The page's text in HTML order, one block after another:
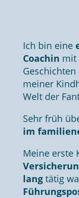
Ich bin eine
Coachin mit
meiner
Welt der
Sehr früh
im
Meine erste
langtätig